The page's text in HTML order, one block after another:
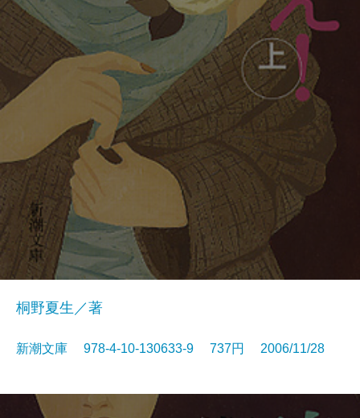
桐野夏生／著
新潮文庫 978-4-10-130633-9 737円 2006/11/28